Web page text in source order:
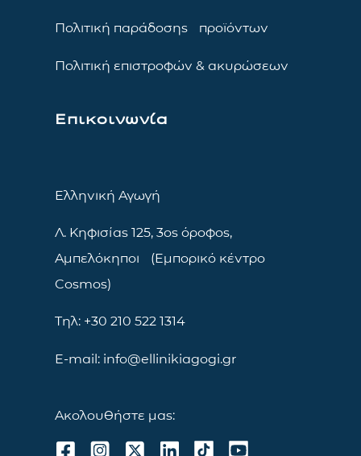
Πολιτική παράδοσης προϊόντων
Πολιτική επιστροφών & ακυρώσεων
Επικοινωνία
Ελληνική Αγωγή
Λ. Κηφισίας 125, 3ος όροφος,
Αμπελόκηποι (Εμπορικό κέντρο
Cosmos)
Τηλ: +30 210 522 1314
E-mail: info@ellinikiagogi.gr
Ακολουθήστε μας: